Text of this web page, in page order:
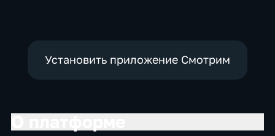
Установить приложение Смотрим